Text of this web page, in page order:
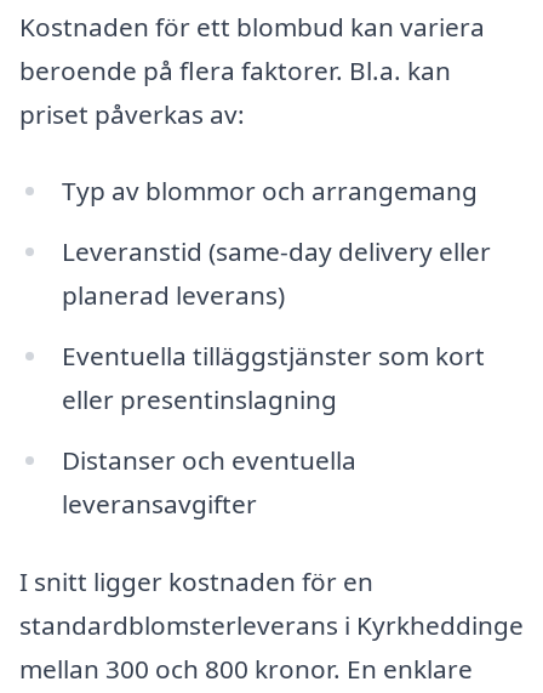
Kostnaden för ett blombud kan variera
beroende på flera faktorer. Bl.a. kan
priset påverkas av:
Typ av blommor och arrangemang
Leveranstid (same-day delivery eller
planerad leverans)
Eventuella tilläggstjänster som kort
eller presentinslagning
Distanser och eventuella
leveransavgifter
I snitt ligger kostnaden för en
standardblomsterleverans i Kyrkheddinge
mellan 300 och 800 kronor. En enklare